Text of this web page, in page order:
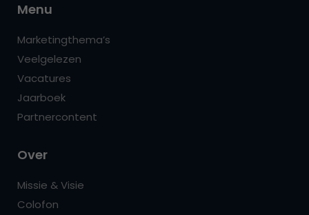
Menu
Marketingthema’s
Veelgelezen
Vacatures
Jaarboek
Partnercontent
Over
Missie & Visie
Colofon